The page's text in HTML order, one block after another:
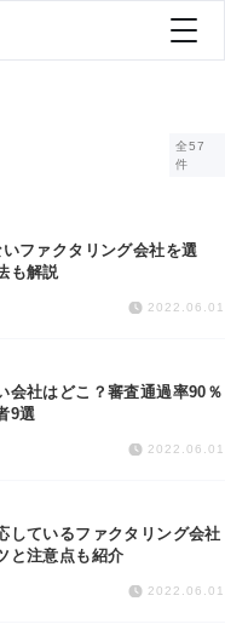
全57
件
ファクタリング会社を選
も解説
2022.06.01
会社はどこ？審査通過率90％
9選
2022.06.01
しているファクタリング会社
と注意点も紹介
2022.06.01